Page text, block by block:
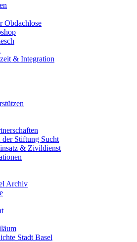
Obdachlose
& Integration
der Stiftung Sucht
& Zivildienst
Archiv
Stadt Basel